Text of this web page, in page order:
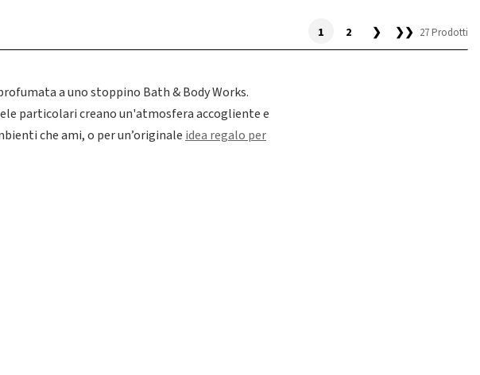
1 2 ❯ ❯❯ 27 Prodotti
a uno stoppino Bath & Body Works.
particolari creano un'atmosfera accogliente e
che ami, o per un’originale idea regalo per